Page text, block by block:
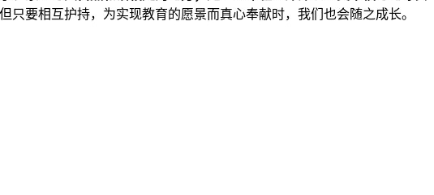
要相互护持，为实现教育的愿景而真心奉献时，我们也会随之成长。